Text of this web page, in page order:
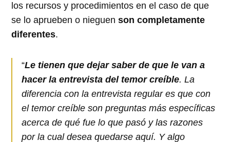
los recursos y procedimientos en el caso de que
se lo aprueben o nieguenson completamente
diferentes.
“Le tienen que dejar saber de que le van a
hacer la entrevista del temor creíble. La
diferencia con la entrevista regular es que con
el temor creíble son preguntas más específicas
acerca de qué fue lo que pasó y las razones
por la cual desea quedarse aquí. Y algo